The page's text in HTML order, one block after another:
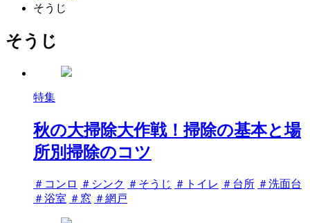
そうじ
そうじ
特集
秋の大掃除大作戦！掃除の基本と場
所別掃除のコツ
タ
グ
＃コンロ ＃シンク ＃そうじ ＃トイレ ＃台所 ＃洗面台
＃浴室 ＃窓 ＃網戸